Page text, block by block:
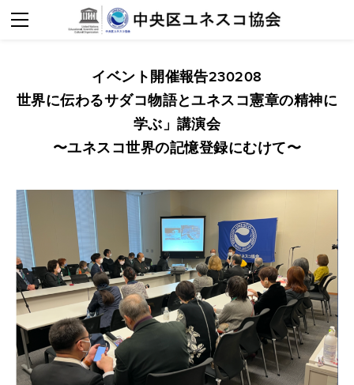
イベント開催報告230208
世界に伝わるサダコ物語とユネスコ憲章の精神に
学ぶ」講演会
〜ユネスコ世界の記憶登録にむけて〜
ホーム
メディア掲載
定期刊行物
2025年活動報告
2024年活動報告
2022年活動報告
協会概要
組織概要
会長あいさつ
設立趣意
入会案内
お問合せ